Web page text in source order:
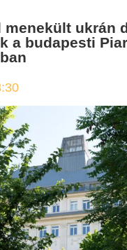
menekült ukrán
a budapesti